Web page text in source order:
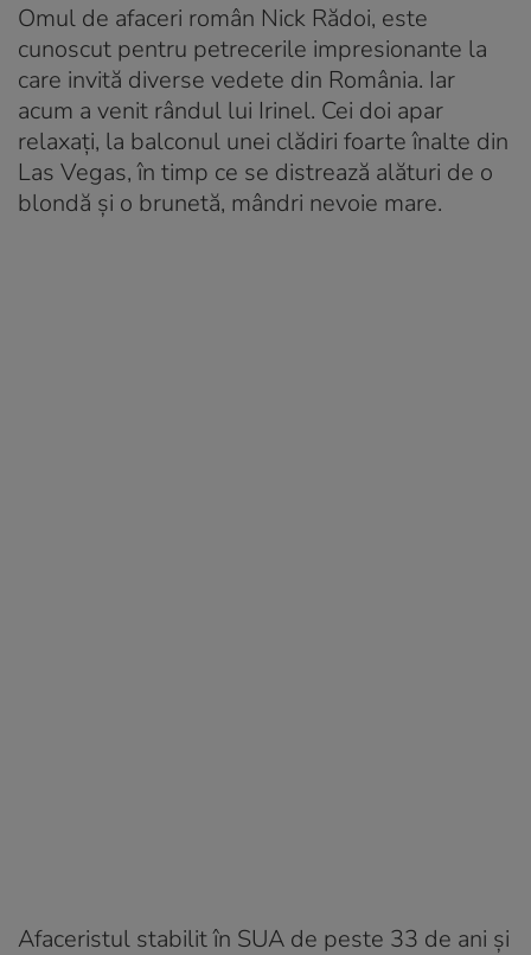
Omul de afaceri român Nick Rădoi, este
cunoscut pentru petrecerile impresionante la
care invită diverse vedete din România. Iar
acum a venit rândul lui Irinel. Cei doi apar
relaxați, la balconul unei clădiri foarte înalte din
Las Vegas, în timp ce se distrează alături de o
blondă și o brunetă, mândri nevoie mare.
Afaceristul stabilit în SUA de peste 33 de ani şi